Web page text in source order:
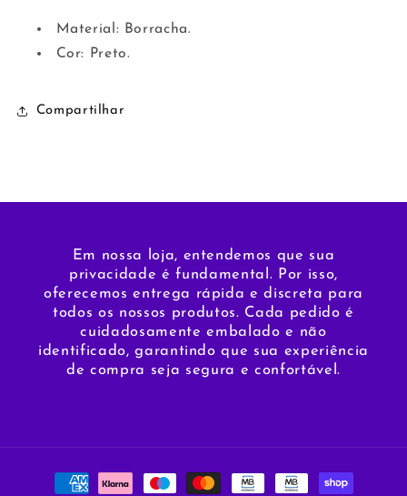
Material: Borracha.
Cor: Preto.
Compartilhar
Em nossa loja, entendemos que sua
privacidade é fundamental. Por isso,
oferecemos entrega rápida e discreta para
todos os nossos produtos. Cada pedido é
cuidadosamente embalado e não
identificado, garantindo que sua experiência
de compra seja segura e confortável.
Métodos